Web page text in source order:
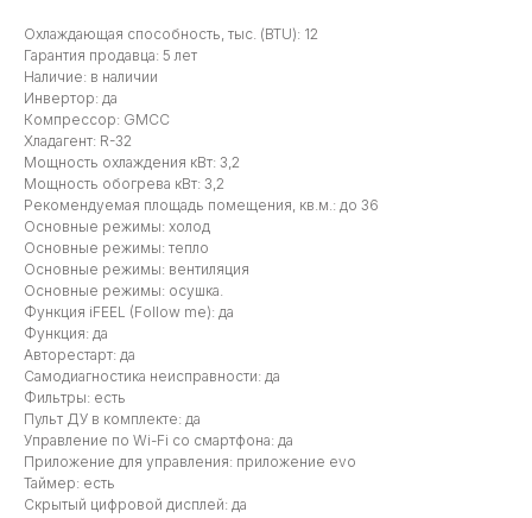
Охлаждающая способность, тыс. (BTU): 12
Гарантия продавца: 5 лет
Наличие: в наличии
Инвертор: да
Компрессор: GMCC
Хладагент: R-32
Мощность охлаждения кВт: 3,2
Мощность обогрева кВт: 3,2
Рекомендуемая площадь помещения, кв.м.: до 36
Основные режимы: холод
Основные режимы: тепло
Основные режимы: вентиляция
Основные режимы: осушка.
Функция iFEEL (Follow me): да
Функция: да
Авторестарт: да
Самодиагностика неисправности: да
Фильтры: есть
Пульт ДУ в комплекте: да
Управление по Wi-Fi со смартфона: да
Приложение для управления: приложение evo
Таймер: есть
Скрытый цифровой дисплей: да